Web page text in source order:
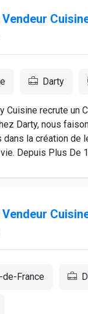
Darty
Cuisine recrute un
Darty, nous
la création de
Depuis Plus De
France